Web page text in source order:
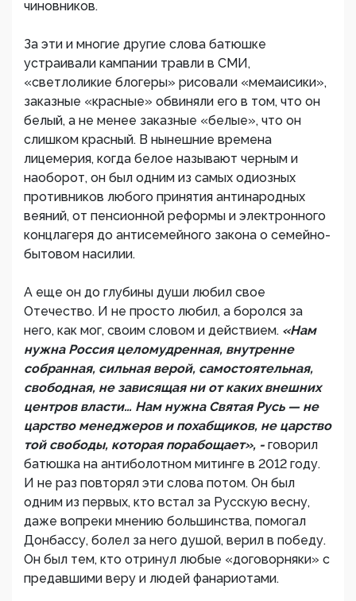
чиновников.
За эти и многие другие слова батюшке
устраивали кампании травли в СМИ,
«светлоликие блогеры» рисовали «мемаисики»,
заказные «красные» обвиняли его в том, что он
белый, а не менее заказные «белые», что он
слишком красный. В нынешние времена
лицемерия, когда белое называют черным и
наоборот, он был одним из самых одиозных
противников любого принятия антинародных
веяний, от пенсионной реформы и электронного
концлагеря до антисемейного закона о семейно-
бытовом насилии.
А еще он до глубины души любил свое
Отечество. И не просто любил, а боролся за
него, как мог, своим словом и действием. «Нам
нужна Россия целомудренная, внутренне
собранная, сильная верой, самостоятельная,
свободная, не зависящая ни от каких внешних
центров власти… Нам нужна Святая Русь — не
царство менеджеров и похабщиков, не царство
той свободы, которая порабощает», - говорил
батюшка на антиболотном митинге в 2012 году.
И не раз повторял эти слова потом. Он был
одним из первых, кто встал за Русскую весну,
даже вопреки мнению большинства, помогал
Донбассу, болел за него душой, верил в победу.
Он был тем, кто отринул любые «договорняки» с
предавшими веру и людей фанариотами.